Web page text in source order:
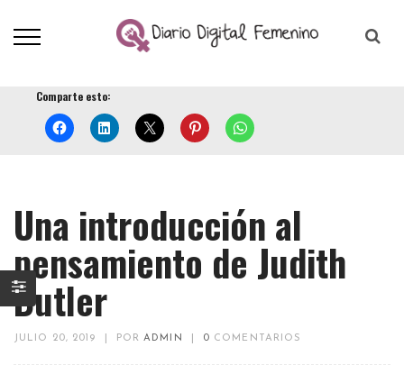
Comparte esto:
Una introducción al
pensamiento de Judith
Butler
JULIO 20, 2019 PORADMIN 0 COMENTARIOS